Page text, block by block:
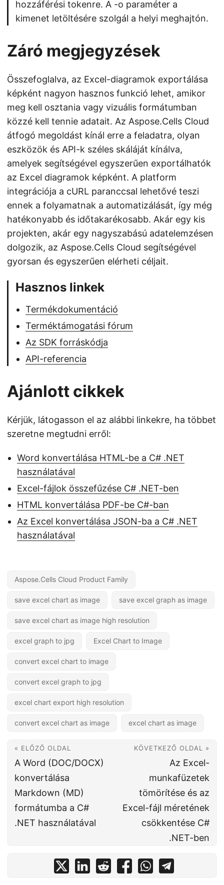
hozzáférési tokenre. A -o paraméter a
kimenet letöltésére szolgál a helyi meghajtón.
Záró megjegyzések
Összefoglalva, az Excel-diagramok exportálása
képként nagyon hasznos funkció lehet, amikor
meg kell osztania vagy vizuális formátumban
közzé kell tennie adatait. Az Aspose.Cells Cloud
átfogó megoldást kínál erre a feladatra, olyan
eszközök és API-k széles skáláját kínálva,
amelyek segítségével egyszerűen exportálhatók
az Excel diagramok képként. A platform
integrációja a cURL paranccsal lehetővé teszi
ennek a folyamatnak a automatizálását, így még
hatékonyabb és időtakarékosabb. Akár egy kis
projekten, akár egy nagyszabású adatelemzésen
dolgozik, az Aspose.Cells Cloud segítségével
gyorsan és egyszerűen elérheti céljait.
Hasznos linkek
Termékdokumentáció
Terméktámogatási fórum
Az SDK forráskódja
API-referencia
Ajánlott cikkek
Kérjük, látogasson el az alábbi linkekre, ha többet
szeretne megtudni erről:
Word konvertálása HTML-be a C# .NET
használatával
Excel-fájlok összefűzése C# .NET-ben
HTML konvertálása PDF-be C#-ban
Az Excel konvertálása JSON-ba a C# .NET
használatával
Aspose.Cells Cloud Product Family
save excel chart as image save excel graph as image
save excel chart as image high resolution
excel graph to jpg Excel Chart to Image
convert excel chart to image
convert excel graph to jpg
excel chart export high resolution
convert excel chart as image excel chart as image
« ELŐZŐ OLDAL
A Word (DOC/DOCX)
konvertálása
Markdown (MD)
formátumba a C#
.NET használatával
KÖVETKEZŐ OLDAL »
Az Excel-
munkafüzetek
tömörítése és az
Excel-fájl méretének
csökkentése C#
.NET-ben